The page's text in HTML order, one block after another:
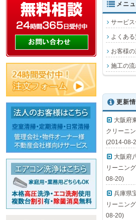
メニ
サービ
よくあ
お客様
施工の
更新
大阪府
クリーニ
(2014-08-
大阪府
リーニン
08-20)
兵庫県
リーニン
08-20)